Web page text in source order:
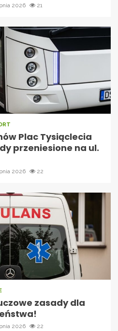
2026 21
Plac Tysiąclecia
przeniesione na ul.
2026 22
zasady dla
2026 22